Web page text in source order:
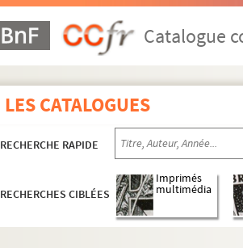
Catalogue
LES CATALOGUES
RECHERCHE RAPIDE
RECHERCHES CIBLÉES
Imprimés
multimédia